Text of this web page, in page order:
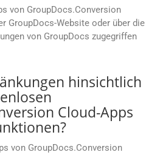
von GroupDocs.Conversion
GroupDocs-Website oder über die
von GroupDocs zugegriffen
hinsichtlich
Cloud-Apps
von GroupDocs.Conversion